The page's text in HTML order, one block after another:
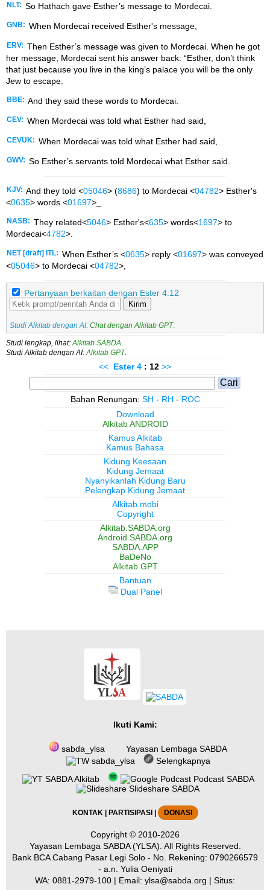
NLT: So Hathach gave Esther’s message to Mordecai.
GNB: When Mordecai received Esther's message,
ERV: Then Esther’s message was given to Mordecai. When he got
her message, Mordecai sent his answer back: “Esther, don’t think
that just because you live in the king’s palace you will be the only
Jew to escape.
BBE: And they said these words to Mordecai.
CEV: When Mordecai was told what Esther had said,
CEVUK: When Mordecai was told what Esther had said,
GWV: So Esther’s servants told Mordecai what Esther said.
KJV: And they told <05046> (8686) to Mordecai <04782> Esther's
<0635> words <01697>_.
NASB: They related<5046> Esther's<635> words<1697> to
Mordecai<4782>.
NET [draft] ITL: When Esther’s <0635> reply <01697> was conveyed
<05046> to Mordecai <04782>,
Pertanyaan berkaitan dengan Ester 4:12
Kirim
Studi Alkitab dengan AI: Chat dengan Alkitab GPT
Studi lengkap, lihat: Alkitab SABDA
Studi Alkitab dengan AI: Alkitab GPT
<< Ester 4 : 12 >>
Bahan Renungan: SH - RH - ROC
Download
Alkitab ANDROID
Kamus Alkitab
Kamus Bahasa
Kidung Keesaan
Kidung Jemaat
Nyanyikanlah Kidung Baru
Pelengkap Kidung Jemaat
Alkitab.mobi
Copyright
Alkitab.SABDA.org
Android.SABDA.org
SABDA.APP
BaDeNo
Alkitab GPT
Bantuan
Dual Panel
Ikuti Kami:
sabda_ylsa
Yayasan Lembaga SABDA
sabda_ylsa
Selengkapnya
SABDA Alkitab
Podcast SABDA
Slideshare SABDA
KONTAK| PARTISIPASI DONASI
Copyright © 2010-2026
Yayasan Lembaga SABDA (YLSA). All Rights Reserved.
Bank BCA Cabang Pasar Legi Solo - No. Rekening: 0790266579
- a.n. Yulia Oeniyati
WA: 0881-2979-100 | Email: ylsa@sabda.org | Situs: